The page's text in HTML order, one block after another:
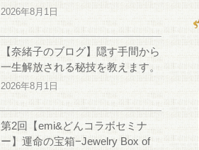
2026年8月1日
【奈緒子のブログ】隠す手間から
一生解放される秘技を教えます。
2026年8月1日
第2回【emi&どんコラボセミナ
ー】運命の宝箱−Jewelry Box of